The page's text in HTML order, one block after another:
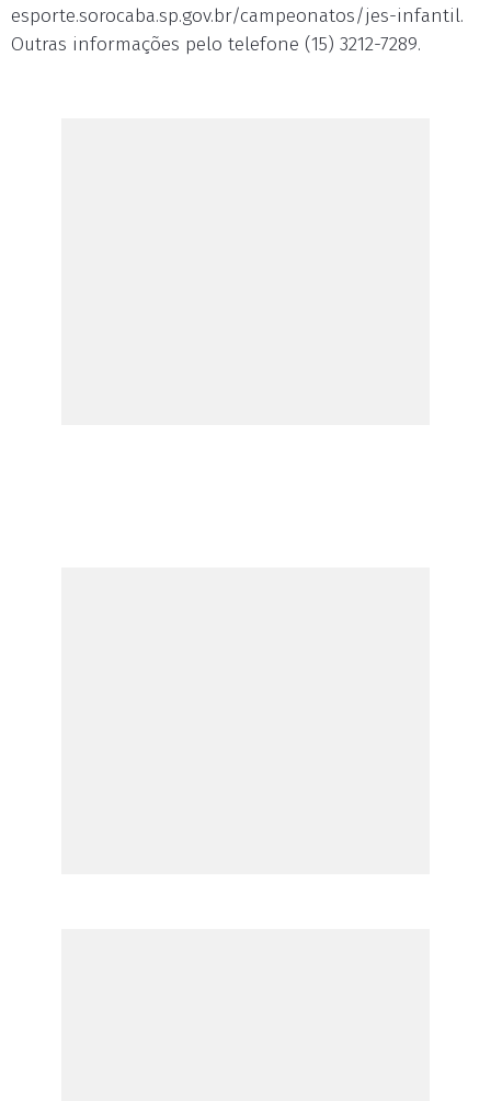
esporte.sorocaba.sp.gov.br/campeonatos/jes-infantil.
Outras informações pelo telefone (15) 3212-7289.